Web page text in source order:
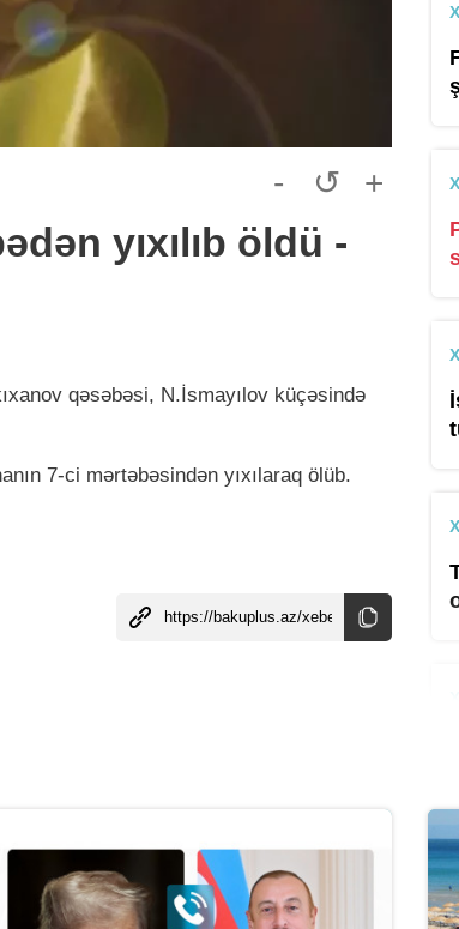
- ↺ +
yıxılıb öldü -
qəsəbəsi, N.İsmayılov küçəsində
7-ci mərtəbəsindən yıxılaraq ölüb.